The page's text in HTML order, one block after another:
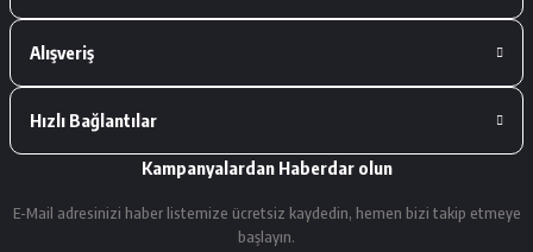
Alışveriş
Hızlı Bağlantılar
Kampanyalardan Haberdar olun
E-Mail adresinizi haber listemize ücretsiz kaydedin, hemen bizi takip etmeye
başlayın.